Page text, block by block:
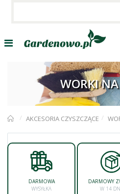
WORKI
AKCESORIA CZYSZCZĄCE
DARMOWA
WYSYŁKA
DARMOWY
W 14